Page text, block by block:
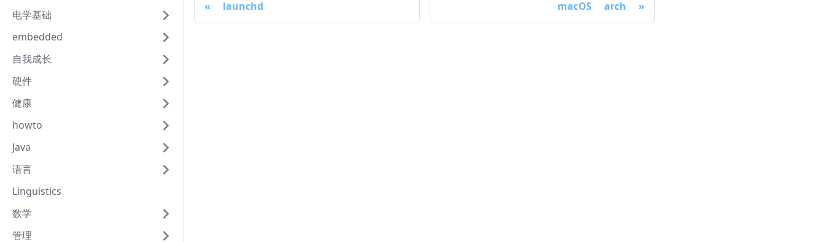
电学基础
embedded
自我成长
硬件
健康
howto
Java
语言
Linguistics
数学
管理
launchd macOS arch